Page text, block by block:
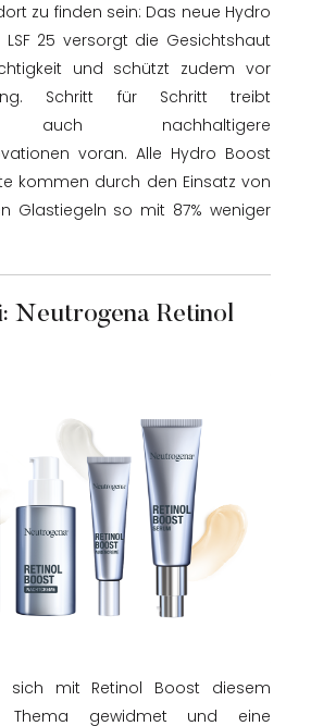
zu finden sein: Das neue Hydro
25 versorgt die Gesichtshaut
und schützt zudem vor
Schritt für Schritt treibt
nachhaltigere
voran. Alle Hydro Boost
kommen durch den Einsatz von
Glastiegeln so mit 87% weniger
Neutrogena Retinol
sich mit Retinol Boost diesem
Thema gewidmet und eine